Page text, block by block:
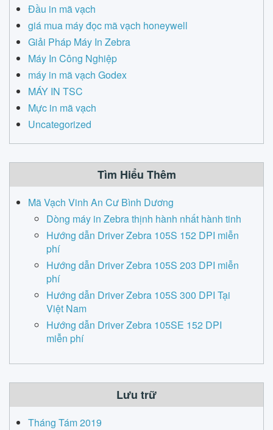
Đầu in mã vạch
giá mua máy đọc mã vạch honeywell
Giải Pháp Máy In Zebra
Máy In Công Nghiệp
máy in mã vạch Godex
MÁY IN TSC
Mực in mã vạch
Uncategorized
Tìm Hiểu Thêm
Mã Vạch Vinh An Cư Bình Dương
Dòng máy in Zebra thịnh hành nhất hành tinh
Hướng dẫn Driver Zebra 105S 152 DPI miễn
phí
Hướng dẫn Driver Zebra 105S 203 DPI miễn
phí
Hướng dẫn Driver Zebra 105S 300 DPI Tại
Việt Nam
Hướng dẫn Driver Zebra 105SE 152 DPI
miễn phí
Lưu trữ
Tháng Tám 2019